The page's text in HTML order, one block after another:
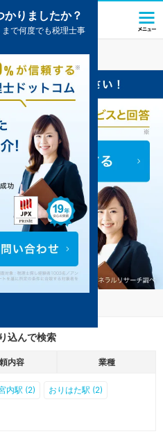
所の一覧5件掲載中
込んで検索
内容 業種
内駅 (2) おりはた駅 (2)
りましたか？
で何度でも税理士事